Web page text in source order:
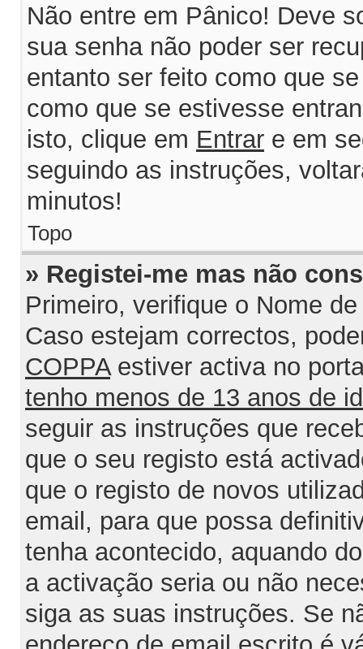
Não entre em Pânico! Deve
sua senha não poder ser
entanto ser feito como que
como que se estivesse
isto, clique em Entrar e em
seguindo as instruções,
minutos!
Topo
» Registei-me mas não
Primeiro, verifique o Nome
Caso estejam correctos,
COPPAestiver activa no
tenho menos de 13 anos de
seguir as instruções que
que o seu registo está
que o registo de novos
email, para que possa
tenha acontecido, aquando
a activação seria ou não
siga as suas instruções. Se